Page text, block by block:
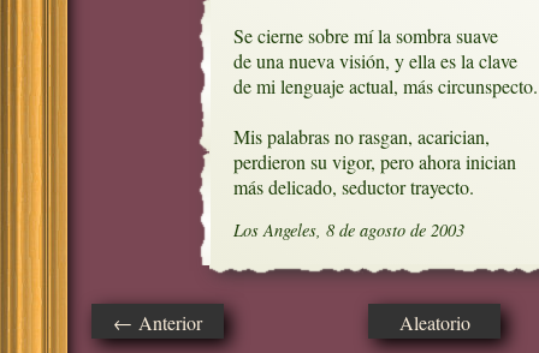
Se cierne sobre mí la sombra suave
de una nueva visión, y ella es la clave
de mi lenguaje actual, más circunspecto.
Mis palabras no rasgan, acarician,
perdieron su vigor, pero ahora inician
más delicado, seductor trayecto.
Los Angeles, 8 de agosto de 2003
← Anterior Aleatorio